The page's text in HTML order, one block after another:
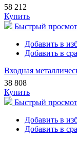
58 212
Купить
Быстрый
Добавить в
Добавить в
Входная
38 808
Купить
Быстрый
Добавить в
Добавить в